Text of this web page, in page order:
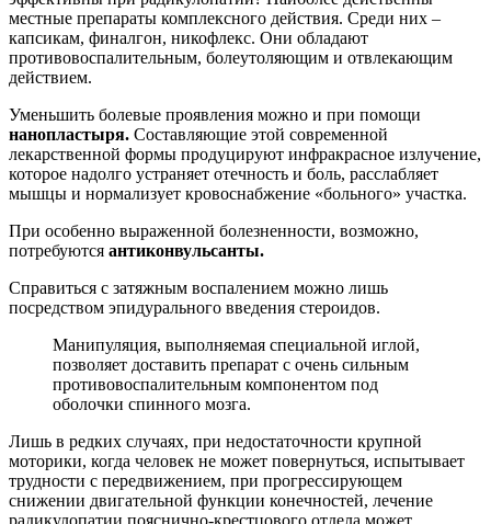
местные препараты комплексного действия. Среди них –
капсикам, финалгон, никофлекс. Они обладают
противовоспалительным, болеутоляющим и отвлекающим
действием.
Уменьшить болевые проявления можно и при помощи
нанопластыря. Составляющие этой современной
лекарственной формы продуцируют инфракрасное излучение,
которое надолго устраняет отечность и боль, расслабляет
мышцы и нормализует кровоснабжение «больного» участка.
При особенно выраженной болезненности, возможно,
потребуются антиконвульсанты.
Справиться с затяжным воспалением можно лишь
посредством эпидурального введения стероидов.
Манипуляция, выполняемая специальной иглой,
позволяет доставить препарат с очень сильным
противовоспалительным компонентом под
оболочки спинного мозга.
Лишь в редких случаях, при недостаточности крупной
моторики, когда человек не может повернуться, испытывает
трудности с передвижением, при прогрессирующем
снижении двигательной функции конечностей, лечение